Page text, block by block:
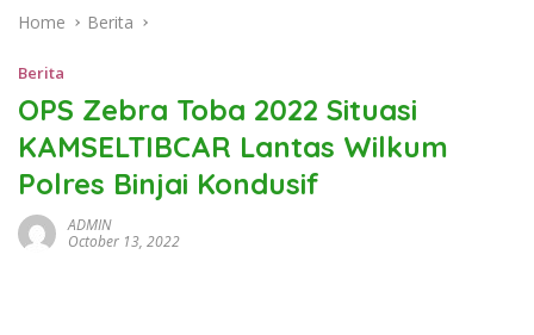
Home Berita
Berita
OPS Zebra Toba 2022 Situasi
KAMSELTIBCAR Lantas Wilkum
Polres Binjai Kondusif
ADMIN
October 13, 2022